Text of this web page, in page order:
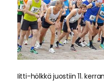
Iitti-hölkkä juostiin 11. kerran